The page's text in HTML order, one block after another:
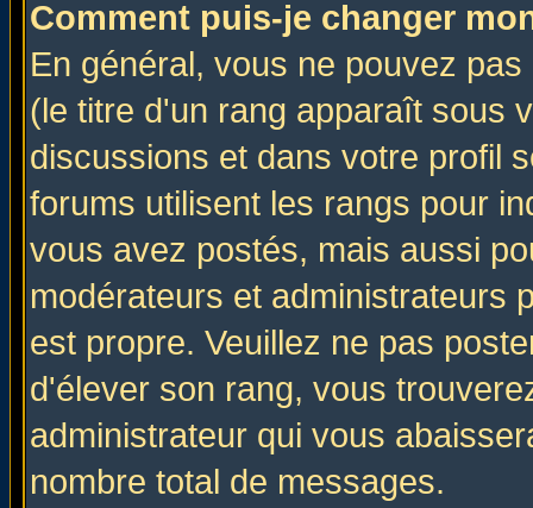
Comment puis-je changer
En général, vous ne pouvez
(le titre d'un rang apparaît sous
discussions et dans votre profil
forums utilisent les rangs pour
vous avez postés, mais aussi
modérateurs et administrateurs
est propre. Veuillez ne pas
d'élever son rang, vous
administrateur qui vous
nombre total de messages.